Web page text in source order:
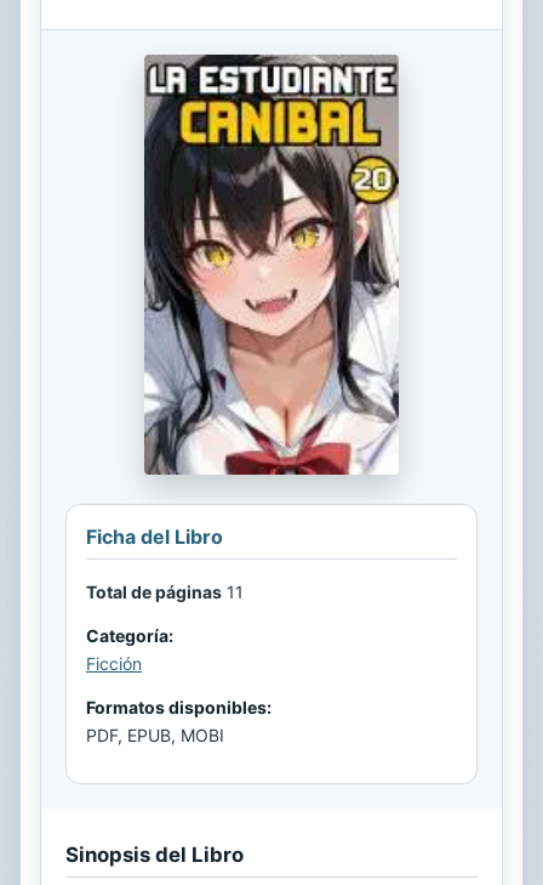
Ficha del Libro
Total de páginas 11
Categoría:
Ficción
Formatos disponibles:
PDF, EPUB, MOBI
Sinopsis del Libro